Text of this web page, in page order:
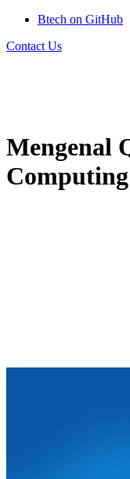
Btech on GitHub
Contact Us
Mengenal